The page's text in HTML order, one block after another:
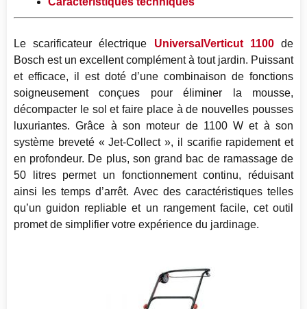
Le scarificateur électrique UniversalVerticut 1100de
Bosch est un excellent complément à tout jardin. Puissant
et efficace, il est doté d’une combinaison de fonctions
soigneusement conçues pour éliminer la mousse,
décompacter le sol et faire place à de nouvelles pousses
luxuriantes. Grâce à son moteur de 1100 W et à son
système breveté « Jet-Collect », il scarifie rapidement et
en profondeur. De plus, son grand bac de ramassage de
50 litres permet un fonctionnement continu, réduisant
ainsi les temps d’arrêt. Avec des caractéristiques telles
qu’un guidon repliable et un rangement facile, cet outil
promet de simplifier votre expérience du jardinage.